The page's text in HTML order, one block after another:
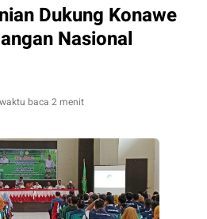
Dukung Konawe
Nasional
waktu baca 2 menit